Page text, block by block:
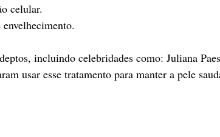
celular.
incluindo celebridades como: Juliana
usar esse tratamento para manter a pele